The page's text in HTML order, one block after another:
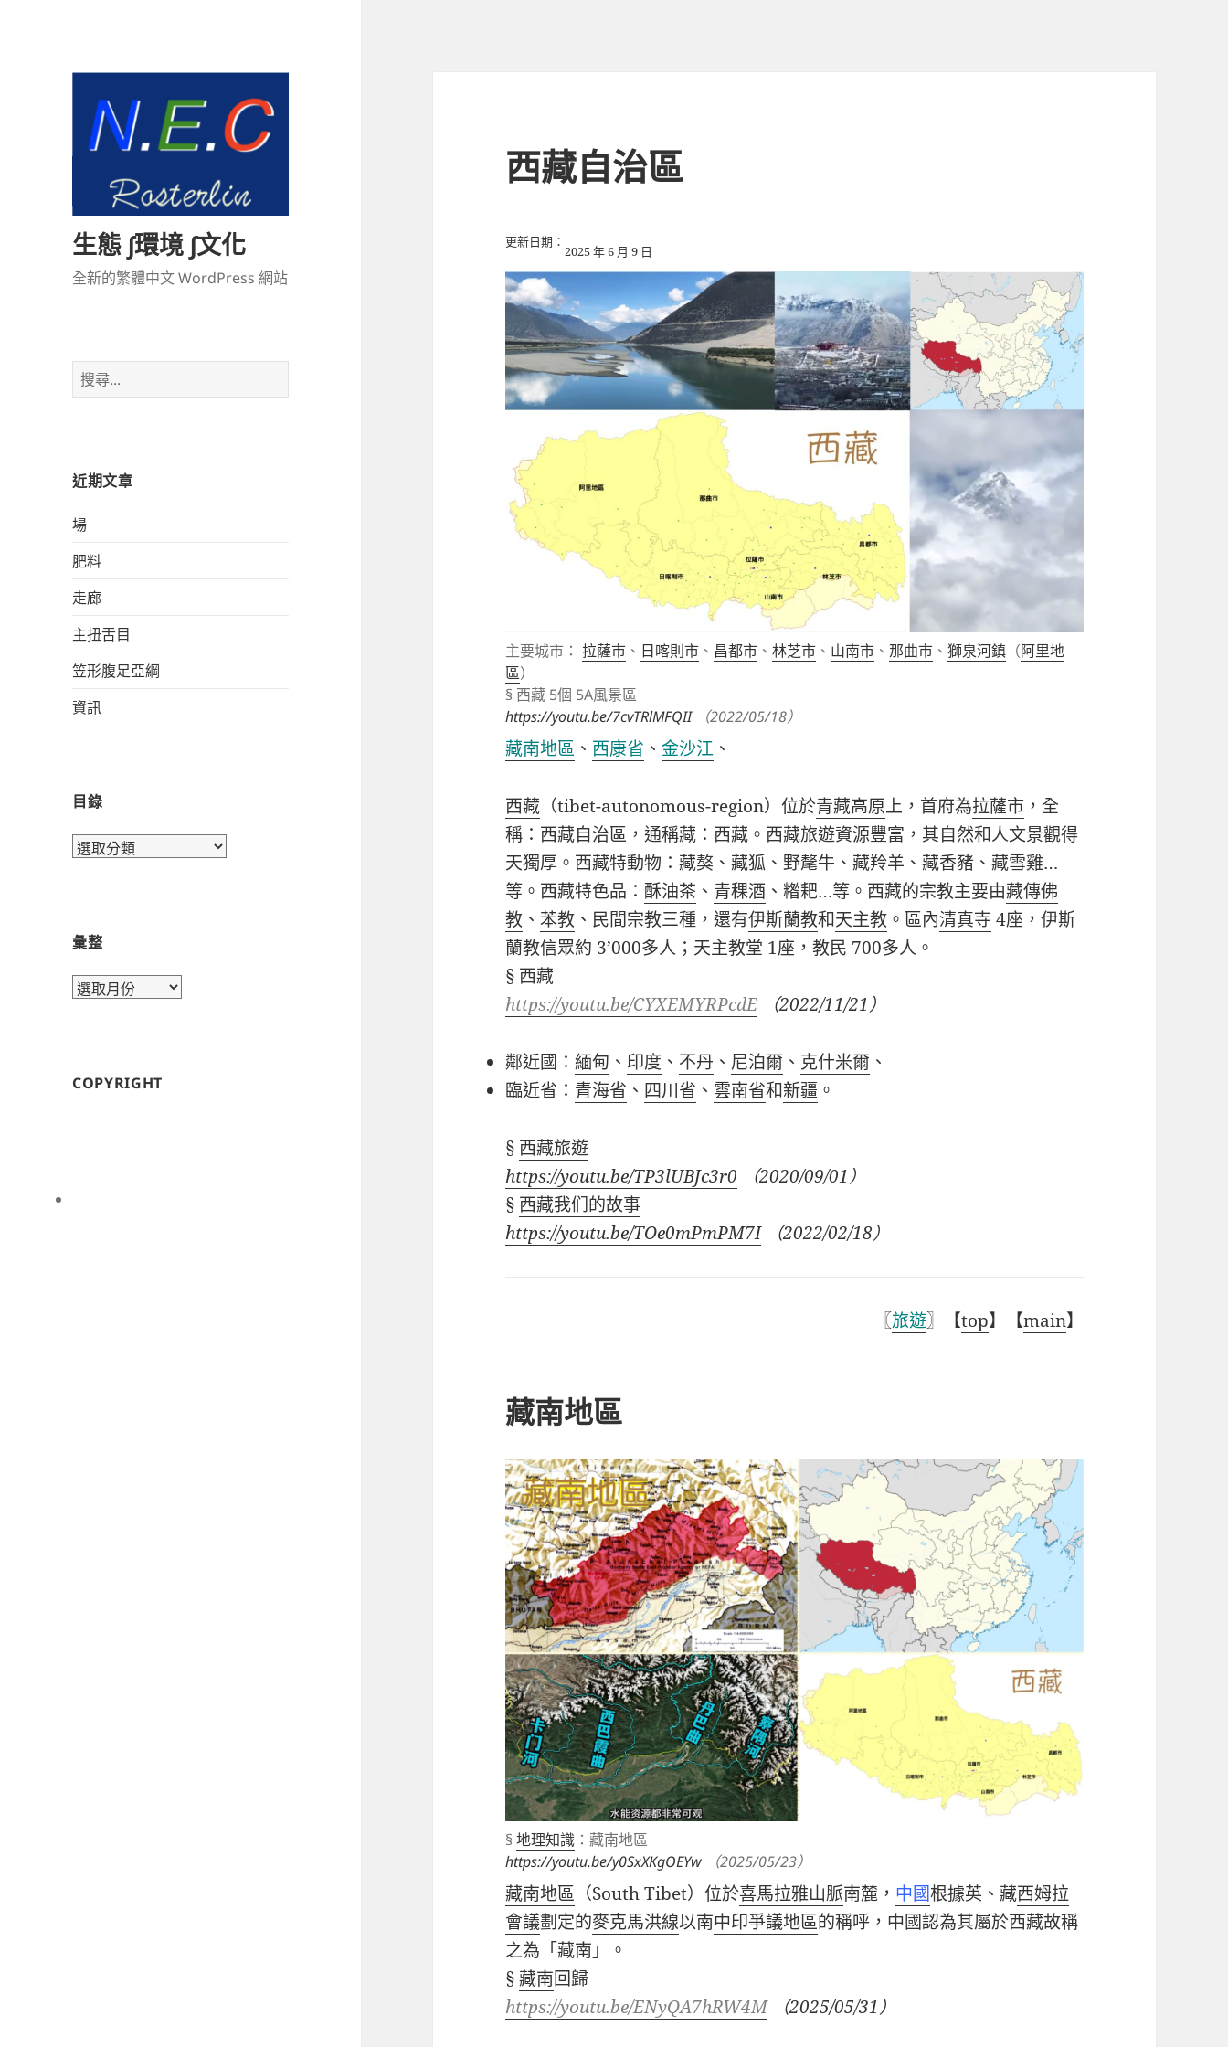
生態 ∫環境 ∫文化
全新的繁體中文 WordPress 網站
搜
尋
近期文章
場
肥料
走廊
主扭舌目
笠形腹足亞綱
資訊
目錄
目
彙整
彙
COPYRIGHT
西藏自治區
更新日期：
2025 年 6 月 9 日
主要城市：拉薩市 、 日喀則市 、 昌都市 、林芝市 、 山南市 、那曲市 、獅泉河鎮 （阿里地
區）
§ 西藏 5個 5A風景區
https://youtu.be/7cvTRlMFQII（2022/05/18）
藏南地區 、 西康省 、金沙江 、
西藏 （tibet-autonomous-region）位於青藏高原上，首府為拉薩市 ，全
稱：西藏自治區，通稱藏：西藏。西藏旅遊資源豐富，其自然和人文景觀得
天獨厚。西藏特動物：藏獒 、藏狐 、野氂牛 、藏羚羊 、藏香豬 、藏雪雞…
等。西藏特色品： 酥油茶 、 青稞酒 、糌耙…等。西藏的宗教主要由藏傳佛
教 、 苯教 、民間宗教三種，還有伊斯蘭教和天主教 。區內清真寺 4座，伊斯
蘭教信眾約 3’000多人； 天主教堂 1座，教民 700多人。
§ 西藏
https://youtu.be/CYXEMYRPcdE
（2022/11/21）
鄰近國：緬甸 、 印度 、 不丹 、尼泊爾 、 克什米爾 、
臨近省： 青海省 、 四川省 、 雲南省和新疆 。
§ 西藏旅遊
https://youtu.be/TP3lUBJc3r0 （2020/09/01）
§ 西藏我们的故事
https://youtu.be/TOe0mPmPM7I（2022/02/18）
〖旅遊〗【top】【main】
藏南地區
§地理知識 ：藏南地區
https://youtu.be/y0SxXKgOEYw （2025/05/23）
藏南地區 （South Tibet）位於喜馬拉雅山脈南麓 ， 中國根據英、藏西姆拉
會議劃定的麥克馬洪線以南中印爭議地區的稱呼，中國認為其屬於西藏故稱
之為「藏南」。
§藏南回歸
https://youtu.be/ENyQA7hRW4M
（2025/05/31）